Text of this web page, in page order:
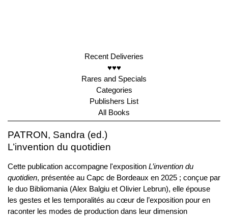
Recent Deliveries
♥♥♥
Rares and Specials
Categories
Publishers List
All Books
PATRON, Sandra (ed.)
L’invention du quotidien
Cette publication accompagne l'exposition L’invention du
quotidien, présentée au Capc de Bordeaux en 2025 ; conçue par
le duo Bibliomania (Alex Balgiu et Olivier Lebrun), elle épouse
les gestes et les temporalités au cœur de l’exposition pour en
raconter les modes de production dans leur dimension